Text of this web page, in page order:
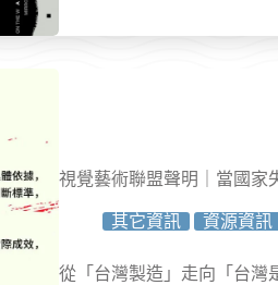
視覺藝術聯盟聲明｜當國家
其它資訊 資源資訊
從「台灣製造」走向「台灣